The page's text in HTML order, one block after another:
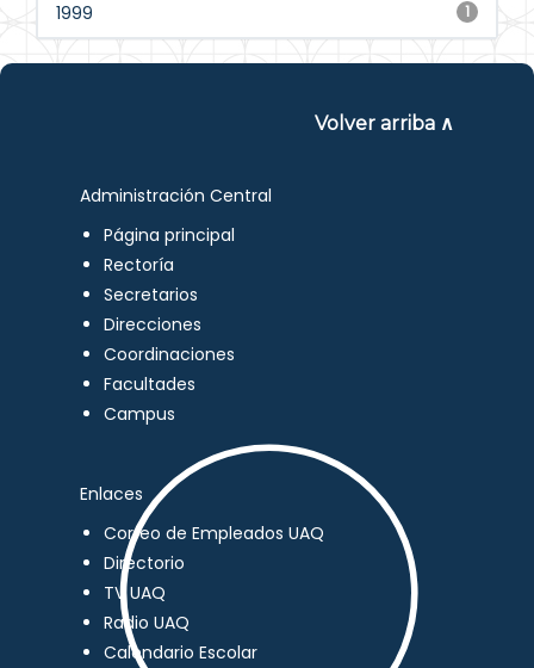
1
1999
Volver arriba ∧
Administración Central
Página principal
Rectoría
Secretarios
Direcciones
Coordinaciones
Facultades
Campus
Enlaces
Correo de Empleados UAQ
Directorio
TV UAQ
Radio UAQ
Calendario Escolar